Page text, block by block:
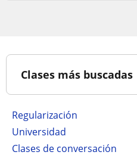
Clases más buscadas
Regularización
Universidad
Clases de conversación